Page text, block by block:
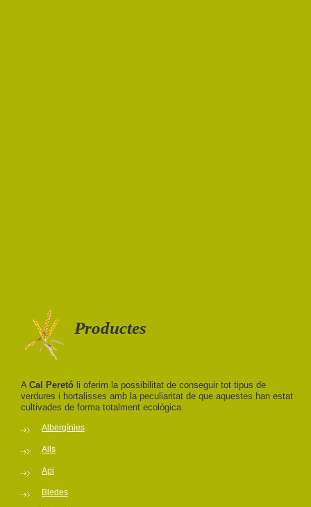
Productes
A Cal Peretó li oferim la possibilitat de conseguir tot tipus de
verdures i hortalisses amb la peculiaritat de que aquestes han estat
cultivades de forma totalment ecològica.
Albergínies
Alls
Api
Bledes